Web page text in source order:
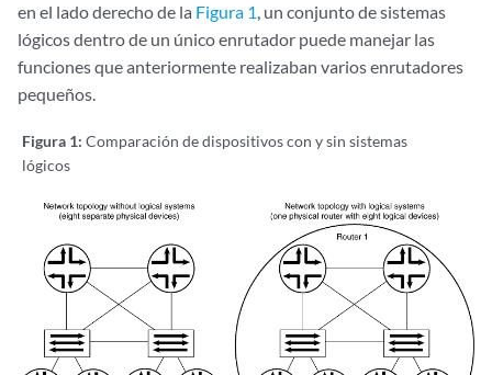
en el lado derecho de la Figura 1, un conjunto de sistemas
lógicos dentro de un único enrutador puede manejar las
funciones que anteriormente realizaban varios enrutadores
pequeños.
Figura 1: Comparación de dispositivos con y sin sistemas
lógicos